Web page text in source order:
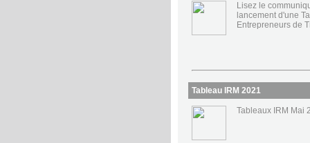
Lisez le
lancement d'une
Entrepreneurs de
Tableau IRM 2021
Tableaux IRM Mai